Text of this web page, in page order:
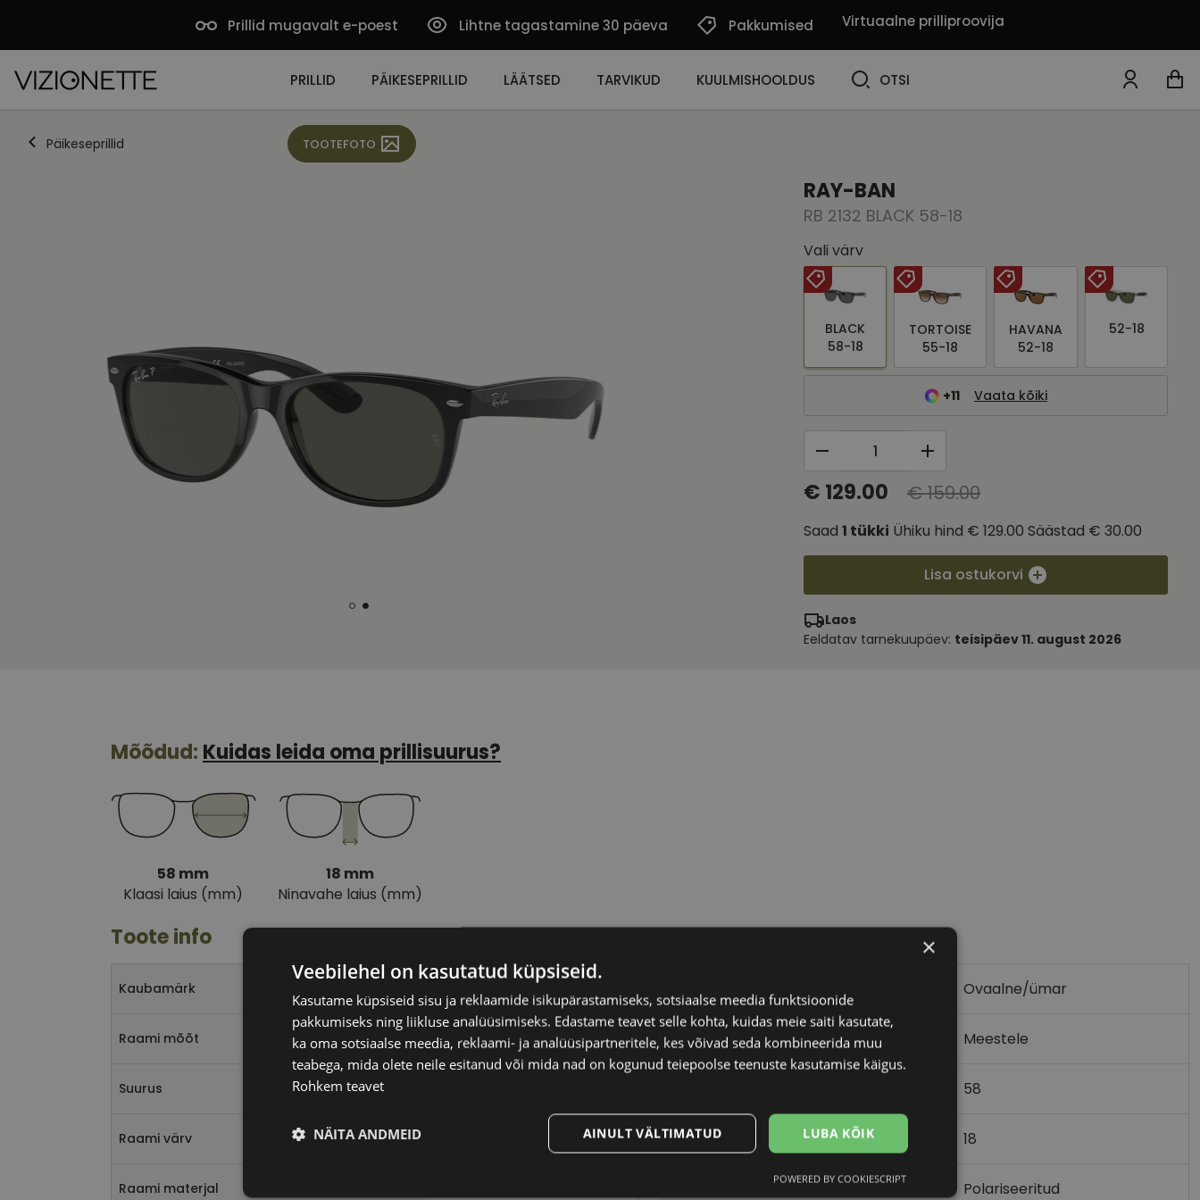
Prillid mugavalt e-poest Lihtne tagastamine 30 päeva Pakkumised Virtuaalne prilliproovija
PRILLID PÄIKESEPRILLID LÄÄTSED TARVIKUD KUULMISHOOLDUS OTSI
Päikeseprillid TOOTEFOTO
RAY-BAN
RB 2132 BLACK 58-18
Vali värv
BLACK
58-18
TORTOISE
55-18
HAVANA
52-18
52-18
+11 Vaata kõiki
€ 129.00 € 159.00
Saad 1 tükki Ühiku hind € 129.00 Säästad € 30.00
Lisa ostukorvi
Laos
Eeldatav tarnekuupäev: teisipäev 11. august 2026
Mõõdud: Kuidas leida oma prillisuurus?
58 mm
Klaasi laius (mm)
18 mm
Ninavahe laius (mm)
Toote info
Kaubamärk RAY-BAN
Raami mõõt 58-18
Suurus
Raami värv
Raami materjal
Ovaalne/ümar
Kliendirühm Meestele
58
Ninavahe laius (mm) 18
Klaasi pinnakate Polariseeritud
×
Veebilehel on kasutatud küpsiseid.
Kasutame küpsiseid sisu ja reklaamide isikupärastamiseks, sotsiaalse meedia funktsioonide
pakkumiseks ning liikluse analüüsimiseks. Edastame teavet selle kohta, kuidas meie saiti kasutate,
ka oma sotsiaalse meedia, reklaami- ja analüüsipartneritele, kes võivad seda kombineerida muu
teabega, mida olete neile esitanud või mida nad on kogunud teiepoolse teenuste kasutamise käigus.
Rohkem teavet
LUBA KÕIK
AINULT VÄLTIMATUD
NÄITA ANDMEID
Eelistused
POWERED BY COOKIESCRIPT